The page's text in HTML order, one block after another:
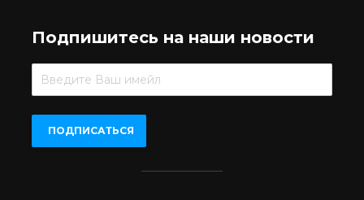
Подпишитесь на наши новости